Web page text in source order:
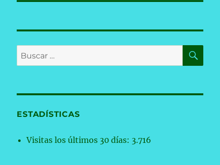
Buscar
por:
ESTADÍSTICAS
Visitas los últimos 30 días: 3.716